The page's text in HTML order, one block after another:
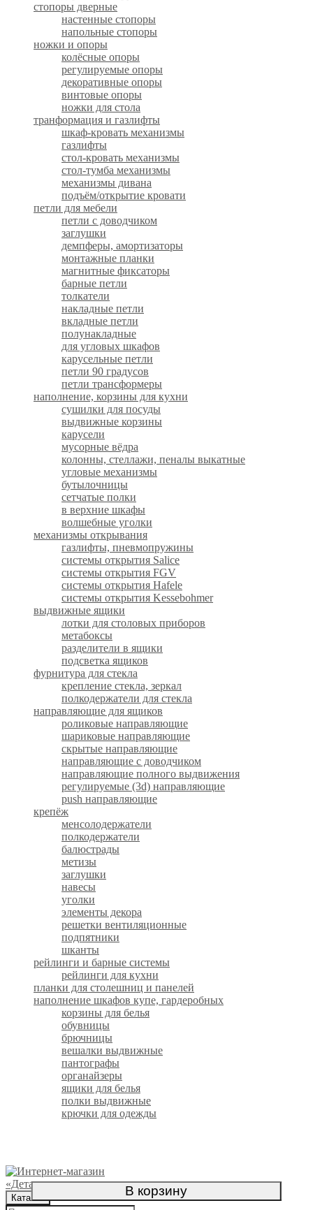
Официальный интернет-магазин
Каталог В корзину
стопоры дверные
настенные стопоры
напольные стопоры
ножки и опоры
колёсные опоры
регулируемые опоры
декоративные опоры
винтовые опоры
ножки для стола
транформация и газлифты
шкаф-кровать механизмы
газлифты
стол-кровать механизмы
стол-тумба механизмы
механизмы дивана
подъём/открытие кровати
петли для мебели
петли с доводчиком
заглушки
демпферы, амортизаторы
монтажные планки
магнитные фиксаторы
барные петли
толкатели
накладные петли
вкладные петли
полунакладные
для угловых шкафов
карусельные петли
петли 90 градусов
петли трансформеры
наполнение, корзины для кухни
сушилки для посуды
выдвижные корзины
карусели
мусорные вёдра
колонны, стеллажи, пеналы выкатные
угловые механизмы
бутылочницы
сетчатые полки
в верхние шкафы
волшебные уголки
механизмы открывания
газлифты, пневмопружины
системы открытия Salice
системы открытия FGV
системы открытия Hafele
системы открытия Kessebohmer
выдвижные ящики
лотки для столовых приборов
метабоксы
разделители в ящики
подсветка ящиков
фурнитура для стекла
крепление стекла, зеркал
полкодержатели для стекла
направляющие для ящиков
роликовые направляющие
шариковые направляющие
скрытые направляющие
направляющие с доводчиком
направляющие полного выдвижения
регулируемые (3d) направляющие
push направляющие
крепёж
менсолодержатели
полкодержатели
балюстрады
метизы
заглушки
навесы
уголки
элементы декора
решетки вентиляционные
подпятники
шканты
рейлинги и барные системы
рейлинги для кухни
планки для столешниц и панелей
наполнение шкафов купе, гардеробных
корзины для белья
обувницы
брючницы
вешалки выдвижные
пантографы
органайзеры
ящики для белья
полки выдвижные
крючки для одежды